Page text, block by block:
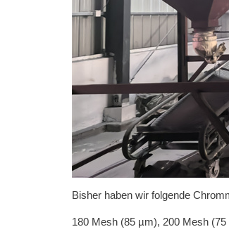
Bisher haben wir folgende
180 Mesh (85 µm), 200 Mesh